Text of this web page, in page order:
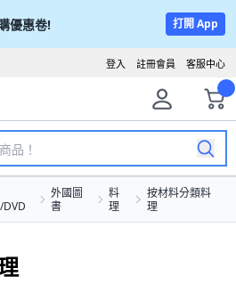
優惠卷! 打開 App
客服中心
註冊會員
登入
外國圖
書
料
理
按材料分類料
理